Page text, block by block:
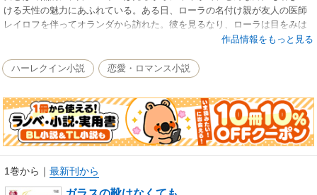
ける天性の魅力にあふれている。ある日、ローラの名付け親が友人の医師
レイロフを伴ってオランダから訪れた。彼を見るなり、ローラは目をみは
る。彼には若者にない包容力と落ち着きがあった。まさに理想の男性だ。
の痛みをこらえて二人の恋を祝福する。ほどなく、とんでもない事態が起
こるとも知らず…。
作品情報をもっと見る
ハーレクイン小説 恋愛・ロマンス小説
1巻から ｜ 最新刊から